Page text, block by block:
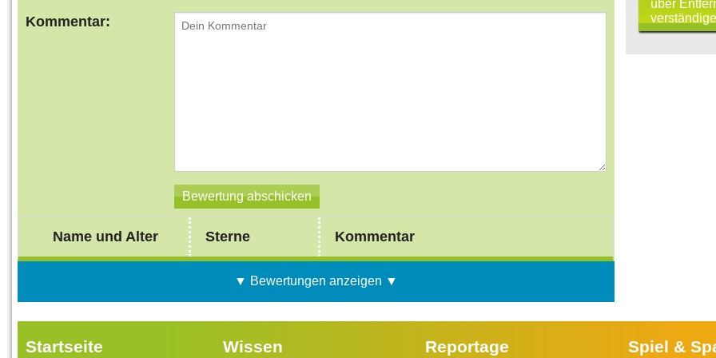
Kommentar:
Name und Alter Sterne Kommentar
▼ Bewertungen anzeigen ▼
über
Startseite Wissen Reportage Spiel &